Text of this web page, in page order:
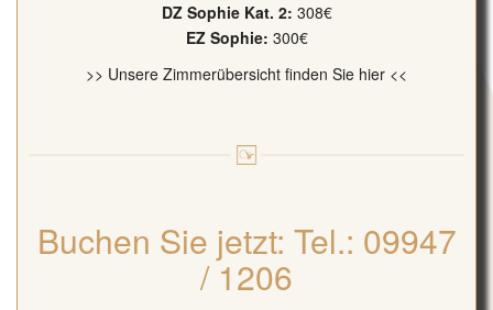
DZ Sophie Kat. 2: 308€
EZ Sophie: 300€
>> Unsere Zimmerübersicht finden Sie hier <<
Buchen Sie jetzt: Tel.: 09947
/ 1206